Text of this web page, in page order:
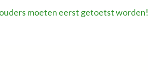
moeten eerst getoetst worden!